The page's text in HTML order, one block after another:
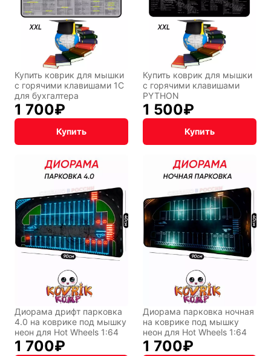
Купить коврик для мышки
с горячими клавишами 1С
для бухгалтера
1 700₽
Купить
Купить коврик для мышки
с горячими клавишами
PYTHON
1 500₽
Купить
Диорама дрифт парковка
4.0 на коврике под мышку
неон для Hot Wheels 1:64
1 700₽
Диорама парковка ночная
на коврике под мышку
неон для Hot Wheels 1:64
1 700₽